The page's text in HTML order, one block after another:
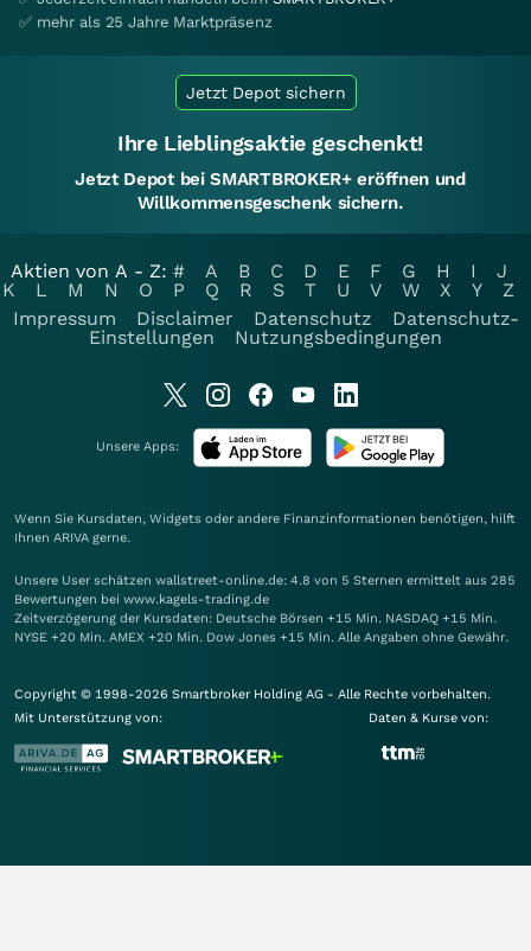
✅ mehr als 25 Jahre Marktpräsenz
Jetzt Depot sichern
Ihre Lieblingsaktie geschenkt!
Jetzt Depot bei SMARTBROKER+ eröffnen und
Willkommensgeschenk sichern.
Aktien von A - Z: # A B C D E F G H I
J
K
L M N O P Q R S T U V W X Y
Z
Impressum
Disclaimer Datenschutz
Datenschutz-
Einstellungen
Nutzungsbedingungen
Unsere Apps:
Wenn Sie Kursdaten, Widgets oder andere Finanzinformationen benötigen, hilft
Ihnen ARIVA gerne.
Unsere User schätzen wallstreet-online.de: 4.8 von 5 Sternen ermittelt aus 285
Bewertungen bei www.kagels-trading.de
Zeitverzögerung der Kursdaten: Deutsche Börsen +15 Min. NASDAQ +15 Min.
NYSE +20 Min. AMEX +20 Min. Dow Jones +15 Min. Alle Angaben ohne Gewähr.
Copyright © 1998-2026 Smartbroker Holding AG - Alle Rechte vorbehalten.
Mit Unterstützung von:
Daten & Kurse von: